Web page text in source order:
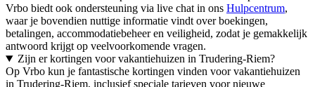
Vrbo biedt ook ondersteuning via live chat in ons Hulpcentrum,
waar je bovendien nuttige informatie vindt over boekingen,
betalingen, accommodatiebeheer en veiligheid, zodat je gemakkelijk
antwoord krijgt op veelvoorkomende vragen.
Zijn er kortingen voor vakantiehuizen in Trudering-Riem?
Op Vrbo kun je fantastische kortingen vinden voor vakantiehuizen
in Trudering-Riem, inclusief speciale tarieven voor nieuwe